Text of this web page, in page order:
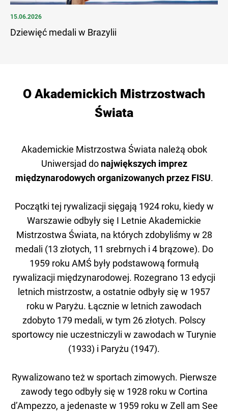
15.06.2026
Dziewięć medali w Brazylii
O Akademickich Mistrzostwach
Świata
Akademickie Mistrzostwa Świata należą obok
Uniwersjad do największych imprez
międzynarodowych organizowanych przez FISU.
Początki tej rywalizacji sięgają 1924 roku, kiedy w
Warszawie odbyły się I Letnie Akademickie
Mistrzostwa Świata, na których zdobyliśmy w 28
medali (13 złotych, 11 srebrnych i 4 brązowe). Do
1959 roku AMŚ były podstawową formułą
rywalizacji międzynarodowej. Rozegrano 13 edycji
letnich mistrzostw, a ostatnie odbyły się w 1957
roku w Paryżu. Łącznie w letnich zawodach
zdobyto 179 medali, w tym 26 złotych. Polscy
sportowcy nie uczestniczyli w zawodach w Turynie
(1933) i Paryżu (1947).
Rywalizowano też w sportach zimowych. Pierwsze
zawody tego odbyły się w 1928 roku w Cortina
d’Ampezzo, a jedenaste w 1959 roku w Zell am See